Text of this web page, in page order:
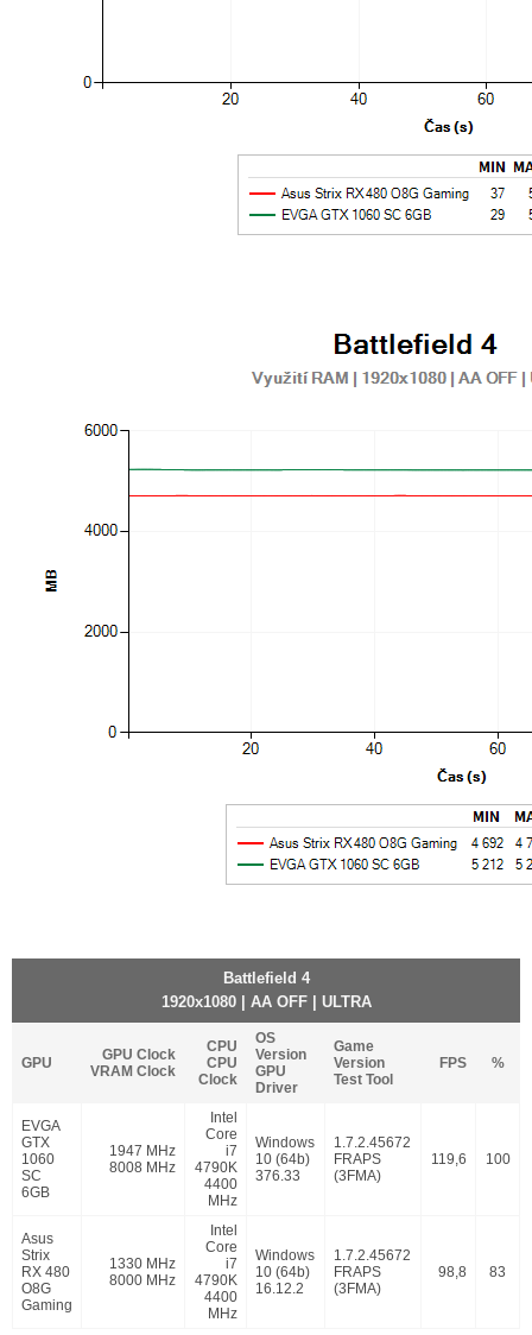
Battlefield 4
1920x1080 | AA OFF | ULTRA
GPU
GPU Clock
VRAM Clock
CPU
CPU
Clock
OS
Version
GPU
Driver
Game
Version
Test Tool
FPS %
EVGA
GTX
1060
SC
6GB
1947 MHz
8008 MHz
Intel
Core
i7
4790K
4400
MHz
Windows
10 (64b)
376.33
1.7.2.45672
FRAPS
(3FMA)
119,6 100
Asus
Strix
RX 480
O8G
Gaming
1330 MHz
8000 MHz
Intel
Core
i7
4790K
4400
MHz
Windows
10 (64b)
16.12.2
1.7.2.45672
FRAPS
(3FMA)
98,8 83